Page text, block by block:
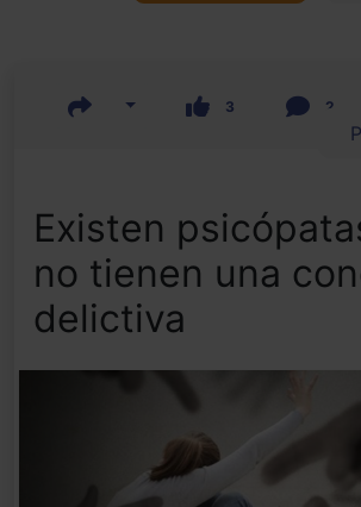
3 2
Existen
no tienen una
delictiva